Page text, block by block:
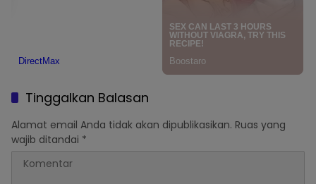
Tinggalkan Balasan
Alamat email Anda tidak akan dipublikasikan. Ruas yang
wajib ditandai *